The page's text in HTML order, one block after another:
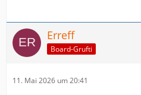
Erreff
Board-Grufti
11. Mai 2026 um 20:41